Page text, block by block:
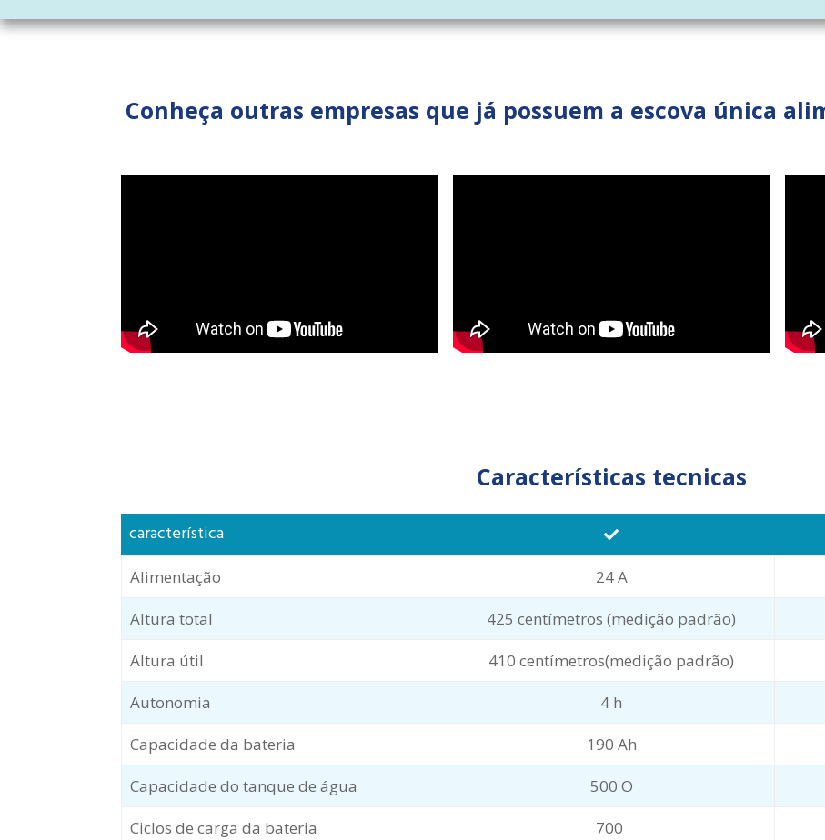
Conheça outras empresas que já possuem a escova única
Características tecnicas
característica
Alimentação
24 A
Altura total
425 centímetros (medição padrão)
Altura útil
410 centímetros(medição padrão)
Autonomia
4 h
Capacidade da bateria
190 Ah
Capacidade do tanque de água
500 O
Ciclos de carga da bateria
700